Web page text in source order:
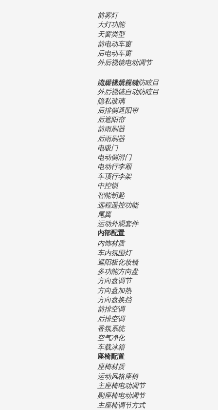
前雾灯
大灯功能
天窗类型
前电动车窗
后电动车窗
外后视镜电动调节
内后视镜自动防眩目
流媒体后视镜
外后视镜自动防眩目
隐私玻璃
后排侧遮阳帘
后遮阳帘
前雨刷器
后雨刷器
电吸门
电动侧滑门
电动行李厢
车顶行李架
中控锁
智能钥匙
远程遥控功能
尾翼
运动外观套件
内部配置
内饰材质
车内氛围灯
遮阳板化妆镜
多功能方向盘
方向盘调节
方向盘加热
方向盘换挡
前排空调
后排空调
香氛系统
空气净化
车载冰箱
座椅配置
座椅材质
运动风格座椅
主座椅电动调节
副座椅电动调节
主座椅调节方式